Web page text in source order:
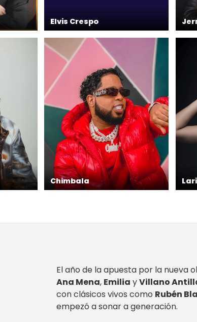
Elvis Crespo
Chimbala
El año de la apuesta por la nueva
Ana Mena, Emilia yVillano
con clásicos vivos como Rubén
empezó a sonar a generación.